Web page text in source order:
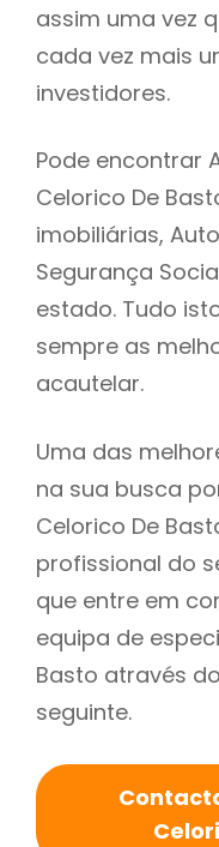
assim uma vez
cada vez mais
investidores.
Pode encontrar
Celorico De
imobiliárias,
Segurança
estado. Tudo
sempre as
acautelar.
Uma das
na sua busca
Celorico De
profissional do
que entre em
equipa de
Basto através
seguinte.